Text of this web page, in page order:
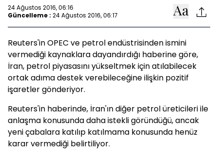
24 Ağustos 2016, 06:16
Güncelleme : 24 Ağustos 2016, 06:17
Reuters'in OPEC ve petrol endüstrisinden ismini
vermediği kaynaklara dayandırdığı haberine göre,
İran, petrol piyasasını yükseltmek için atılabilecek
ortak adıma destek verebileceğine ilişkin pozitif
işaretler gönderiyor.
Reuters'in haberinde, İran'ın diğer petrol üreticileri ile
anlaşma konusunda daha istekli göründüğü, ancak
yeni çabalara katılıp katılmama konusunda henüz
karar vermediği belirtiliyor.